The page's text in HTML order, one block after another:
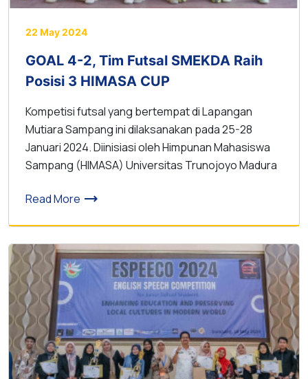
22 May 2024
GOAL 4-2, Tim Futsal SMEKDA Raih
Posisi 3 HIMASA CUP
Kompetisi futsal yang bertempat di Lapangan
Mutiara Sampang ini dilaksanakan pada 25-28
Januari 2024. Diinisiasi oleh Himpunan Mahasiswa
Sampang (HIMASA) Universitas Trunojoyo Madura
Read More trending_flat